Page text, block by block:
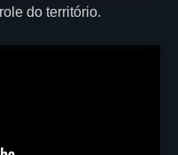
do território.